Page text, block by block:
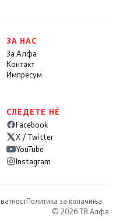
ЗА НАС
За Алфа
Контакт
Импресум
СЛЕДЕТЕ НÉ
Facebook
X / Twitter
YouTube
Instagram
Политика за колачиња
© 2026 ТВ Алфа